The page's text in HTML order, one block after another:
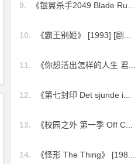
9.
《银翼杀手2049 Blade Ru...
10.
《霸王别姬》 [1993] [剧...
11.
《你想活出怎样的人生 君...
12.
《第七封印 Det sjunde i...
13.
《校园之外 第一季 Off C...
14.
《怪形 The Thing》 [198...